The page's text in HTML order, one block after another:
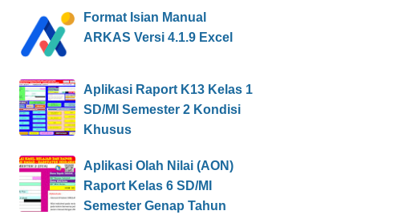
Format Isian Manual
ARKAS Versi 4.1.9 Excel
Aplikasi Raport K13 Kelas 1
SD/MI Semester 2 Kondisi
Khusus
Aplikasi Olah Nilai (AON)
Raport Kelas 6 SD/MI
Semester Genap Tahun